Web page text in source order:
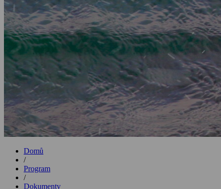
Domů
/
Program
/
Dokumenty